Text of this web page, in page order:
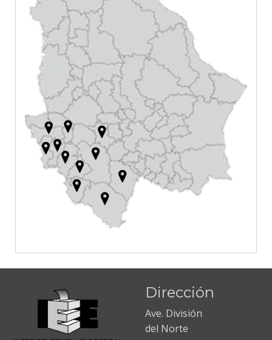
Dirección
Ave. División
del Norte